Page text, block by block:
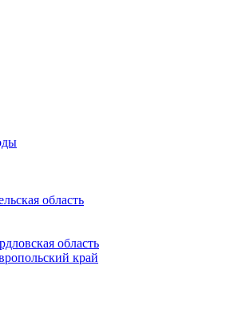
область
область
край